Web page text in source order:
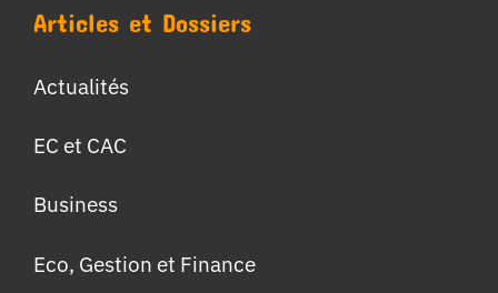
Articles et Dossiers
Actualités
EC et CAC
Business
Eco, Gestion et Finance